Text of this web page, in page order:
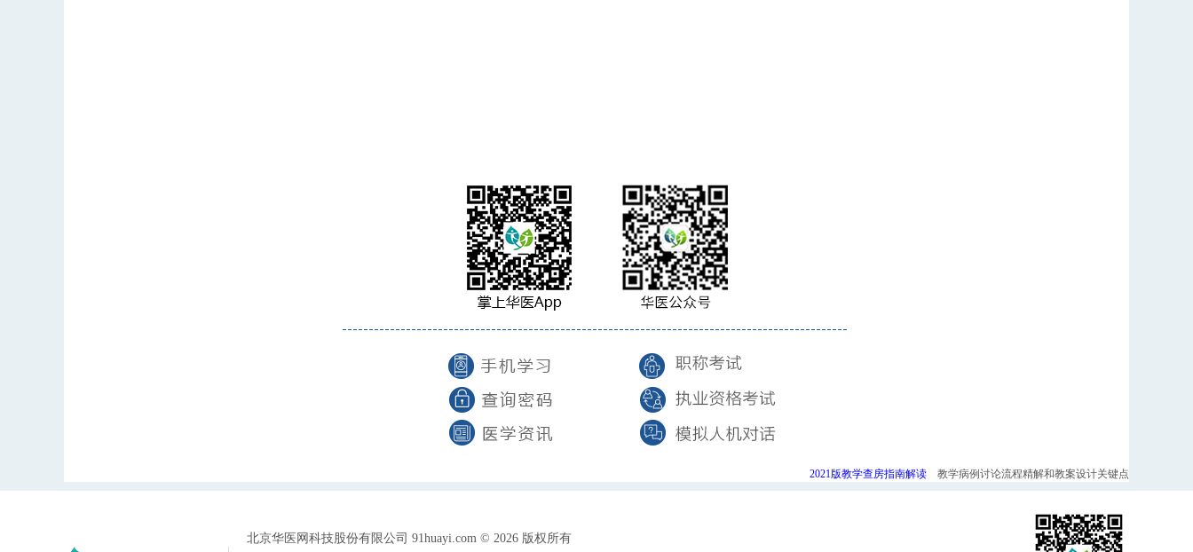
2021版教学查房指南解读 教学病例讨论流程精解和教案设计关键点
北京华医网科技股份有限公司 91huayi.com © 2026 版权所有